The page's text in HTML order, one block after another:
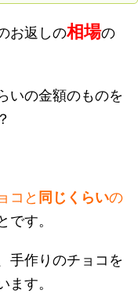
お返しの相場の
いの金額のものを
コと 同じくらいの
す。
手作りのチョコを
す。